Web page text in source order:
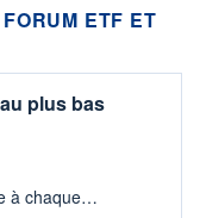
ETF ET
plus bas
à chaque